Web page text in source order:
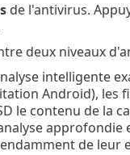
de l'antivirus.
deux niveaux
intelligente
Android), les
le contenu de la
approfondie
de leur